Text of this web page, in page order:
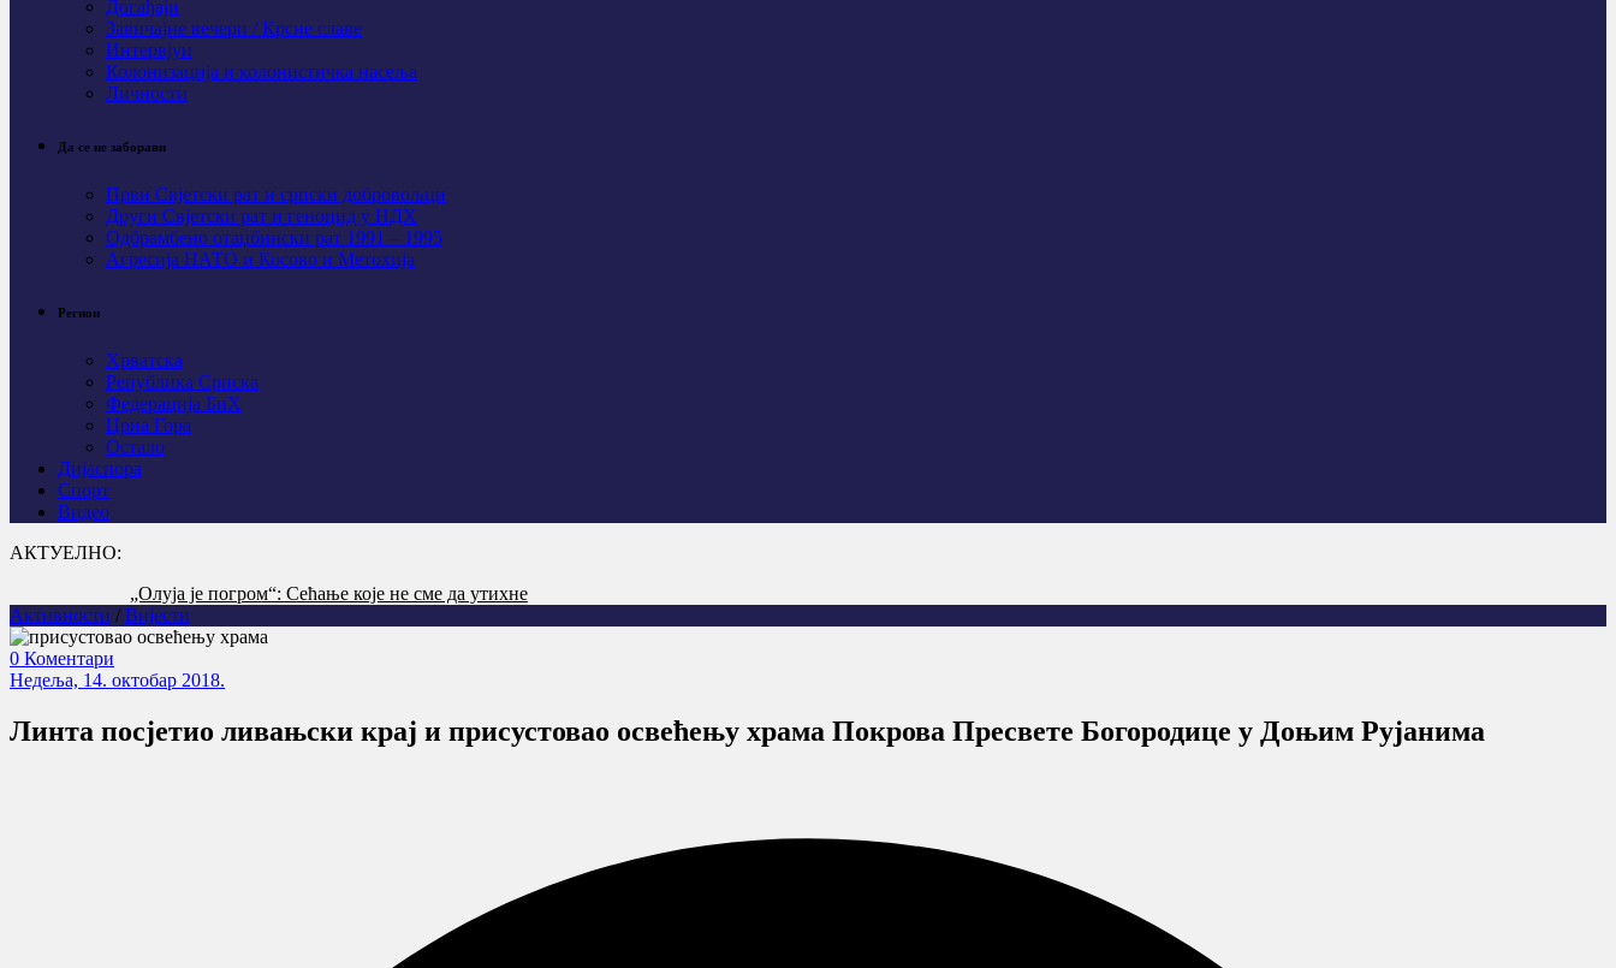
Догађаји
Завичајне вечери / Крсне славе
Интервјуи
Колонизација и колонистичка насеља
Личности
Да се не заборави
Први Свјeтски рат и српски добровољци
Други Свјетски рат и геноцид у НДХ
Одбрамбено отаџбински рат 1991 – 1995
Агресија НАТО и Косово и Метохија
Регион
Хрватска
Република Српска
Федерација БиХ
Црна Гора
Остало
Дијаспора
Спорт
Видео
АКТУЕЛНО:
„Олуја је погром“: Сећање које не сме да утихне
Активности / Вијести
0 Коментари
Недеља, 14. октобар 2018.
Линта посјетио ливањски крај и присустовао освећењу храма Покрова Пресвете Богородице у Доњим Рујанима